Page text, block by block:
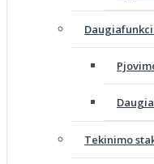
Tekinimo